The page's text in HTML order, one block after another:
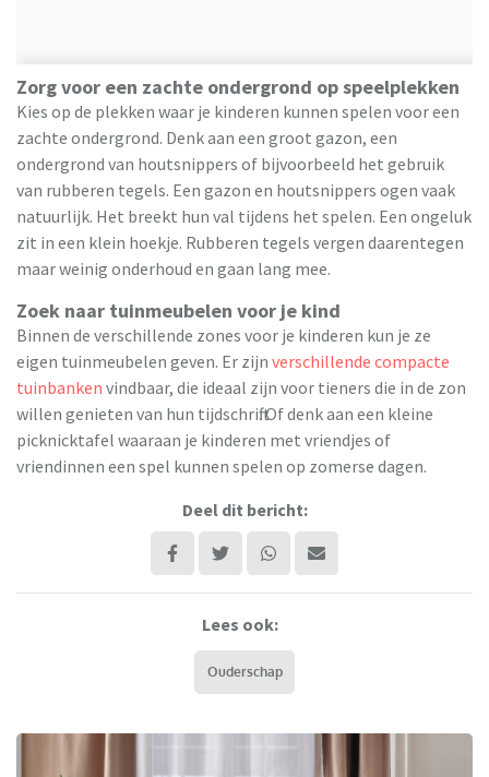
Zorg voor een zachte ondergrond op speelplekken
Kies op de plekken waar je kinderen kunnen spelen voor een
zachte ondergrond. Denk aan een groot gazon, een
ondergrond van houtsnippers of bijvoorbeeld het gebruik
van rubberen tegels. Een gazon en houtsnippers ogen vaak
natuurlijk. Het breekt hun val tijdens het spelen. Een ongeluk
zit in een klein hoekje. Rubberen tegels vergen daarentegen
maar weinig onderhoud en gaan lang mee.
Zoek naar tuinmeubelen voor je kind
Binnen de verschillende zones voor je kinderen kun je ze
eigen tuinmeubelen geven. Er zijn verschillende compacte
tuinbanken vindbaar, die ideaal zijn voor tieners die in de zon
willen genieten van hun tijdschrift. Of denk aan een kleine
picknicktafel waaraan je kinderen met vriendjes of
vriendinnen een spel kunnen spelen op zomerse dagen.
Deel dit bericht:
Lees ook:
Ouderschap